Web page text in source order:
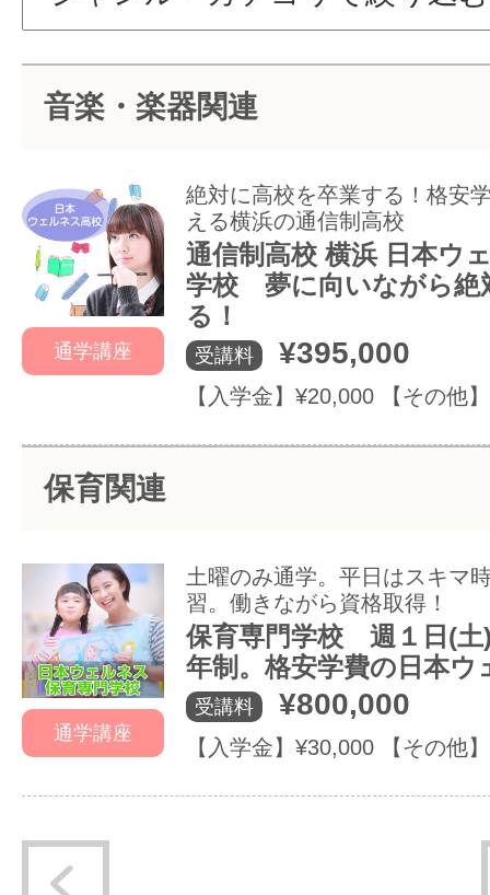
音楽・楽器関連
通学講座
絶対に高校を卒業する！格安
える横浜の通信制高校
通信制高校 横浜 日本ウ
学校 夢に向いながら絶
る！
受講料 ¥395,000
【入学金】¥20,000 【その他
保育関連
通学講座
土曜のみ通学。平日はスキマ
習。働きながら資格取得！
保育専門学校 週１日(土
年制。格安学費の日本ウ
受講料 ¥800,000
【入学金】¥30,000 【その他